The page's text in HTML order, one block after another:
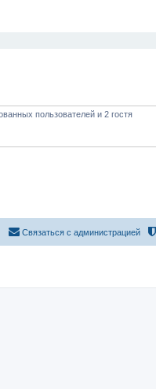
пользователей и 2 гостя
Связаться с администрацией